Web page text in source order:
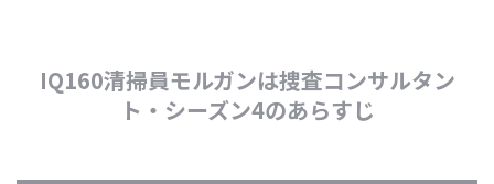
IQ160清掃員モルガンは捜査コンサルタン
ト・シーズン4のあらすじ